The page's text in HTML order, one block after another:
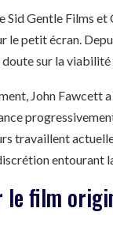
Sid Gentle Films
le petit écran.
sur la viabilité
John Fawcett
travaillent
entourant
le film